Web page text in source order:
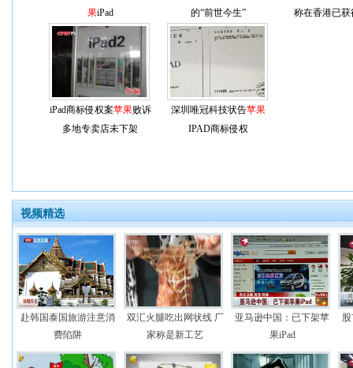
果iPad
的“前世今生”
称在香港已获
iPad商标侵权案苹果败诉
多地专卖店未下架
深圳唯冠科技状告苹果
IPAD商标侵权
视频精选
赴韩国泰国旅游注意消
费陷阱
双汇火腿吃出网状线 厂
家称是新工艺
亚马逊中国：已下架苹
果iPad